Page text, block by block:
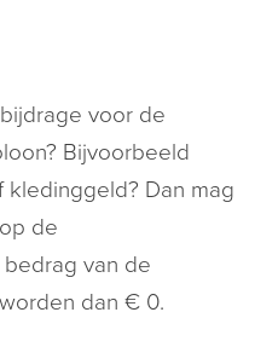
voor de
Bijvoorbeeld
Dan mag
de
van de
dan € 0.